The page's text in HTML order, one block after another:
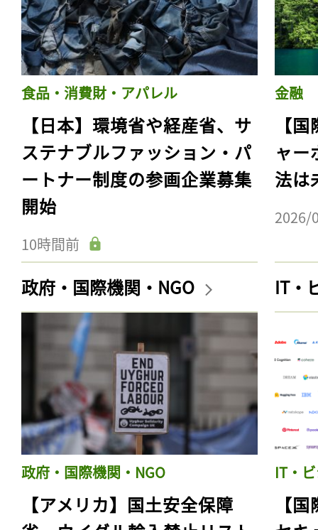
食品・消費財・アパレル
【日本】環境省や経産省、サ
ステナブルファッション・パ
ートナー制度の参画企業募集
開始
10時間前
金融
【
ャー
法は
2026/
政府・国際機関・NGO
政府・国際機関・NGO
【アメリカ】国土安全保障
IT・
IT・
【